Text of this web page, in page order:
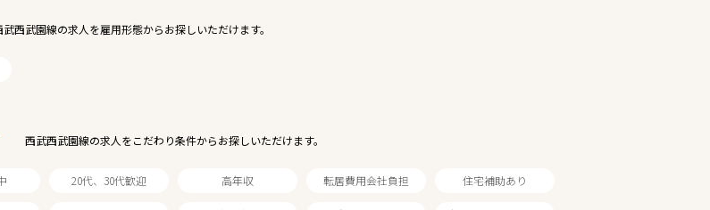
武西武園線の求人を雇用形態からお探しいただけます。
西武西武園線の求人をこだわり条件からお探しいただけます。
20代、30代歓迎 高年収 転居費用会社負担 住宅補助あり